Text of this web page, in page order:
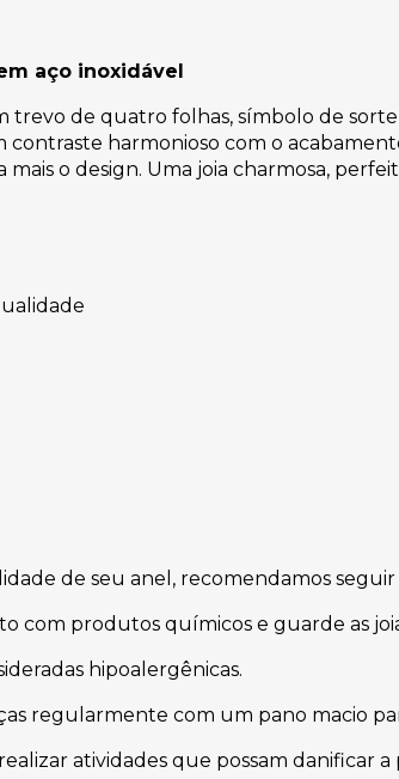
aço inoxidável
trevo de quatro folhas, símbolo de
contraste harmonioso com o
o design. Uma joia charmosa,
de seu anel, recomendamos
com produtos químicos e guarde as
hipoalergênicas.
regularmente com um pano macio
atividades que possam danificar a